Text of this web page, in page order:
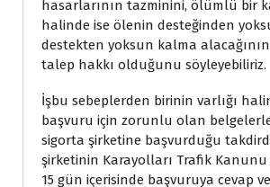
hasarlarının tazminini, ölümlü bir
halinde ise ölenin desteğinden
destekten yoksun kalma
talep hakkı olduğunu söyleyebiliriz.
İşbu sebeplerden birinin varlığı
başvuru için zorunlu olan
sigorta şirketine başvurduğu
şirketinin Karayolları Trafik Kanunu
15 gün içerisinde başvuruya cevap